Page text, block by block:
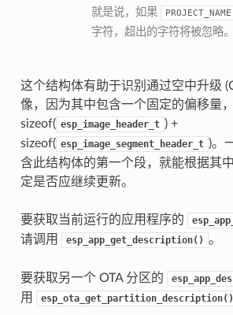
就是说，如果
PROJECT_NAME
字符，超出的字符将被忽略。
这个结构体有助于识别通过空中升级
像，因为其中包含一个固定的偏移量
sizeof( esp_image_header_t ) +
sizeof( esp_image_segment_header_t )。
含此结构体的第一个段，就能根据其
定是否应继续更新。
要获取当前运行的应用程序的
请调用
esp_app_get_description() 。
要获取另一个 OTA 分区的
用
esp_ota_get_partition_description()